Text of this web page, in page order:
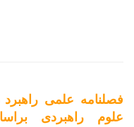
فصلنامه علمی
علوم راهبردی